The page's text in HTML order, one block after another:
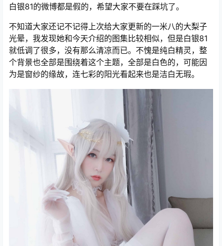
白银81的微博都是假的，希望大家不要在踩坑了。
不知道大家还记不记得上次给大家更新的一米八的大梨子
光晕，我发现她和今天介绍的图集比较相似，但是白银81
就低调了很多，没有那么清凉而已。不愧是纯白精灵，整
个背景也全部是围绕着这个主题，全部是白色的，可能因
为是窗纱的缘故，连七彩的阳光看起来也是洁白无瑕。